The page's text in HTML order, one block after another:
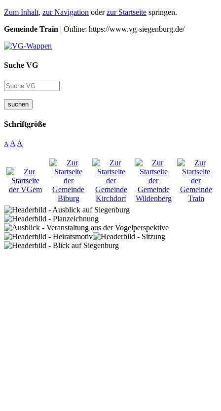
Zum Inhalt, zur Navigation oderzur Startseite springen.
Gemeinde Train | Online: https://www.vg-siegenburg.de/
Suche VG
suchen
Schriftgröße
A A A